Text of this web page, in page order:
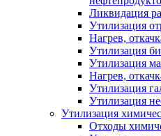
Ликвидация
Утилизация
Нагрев,
Утилизация
Утилизация
Нагрев,
Утилизация
Утилизация
Утилизация
Отходы